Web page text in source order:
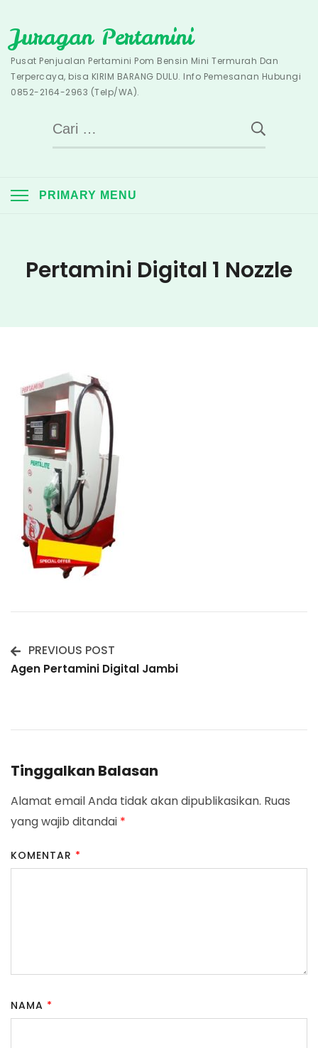
to
content
Juragan Pertamini
Pusat Penjualan Pertamini Pom Bensin Mini Termurah Dan
Terpercaya, bisa KIRIM BARANG DULU. Info Pemesanan Hubungi
0852-2164-2963 (Telp/WA).
Cari
untuk:
PRIMARY MENU
Pertamini Digital 1 Nozzle
Post
PREVIOUS POST
Agen Pertamini Digital Jambi
Tinggalkan Balasan
Alamat email Anda tidak akan dipublikasikan. Ruas
yang wajib ditandai *
KOMENTAR *
NAMA *